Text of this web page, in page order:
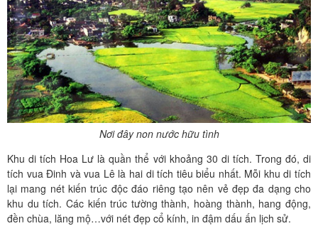
Nơi đây non nước hữu tình
Khu di tích Hoa Lư là quần thể với khoảng 30 di tích. Trong đó, di
tích vua Đinh và vua Lê là hai di tích tiêu biểu nhất. Mỗi khu di tích
lại mang nét kiến trúc độc đáo riêng tạo nên vẻ đẹp đa dạng cho
khu du tích. Các kiến trúc tường thành, hoàng thành, hang động,
đền chùa, lăng mộ…với nét đẹp cổ kính, in đậm dấu ấn lịch sử.